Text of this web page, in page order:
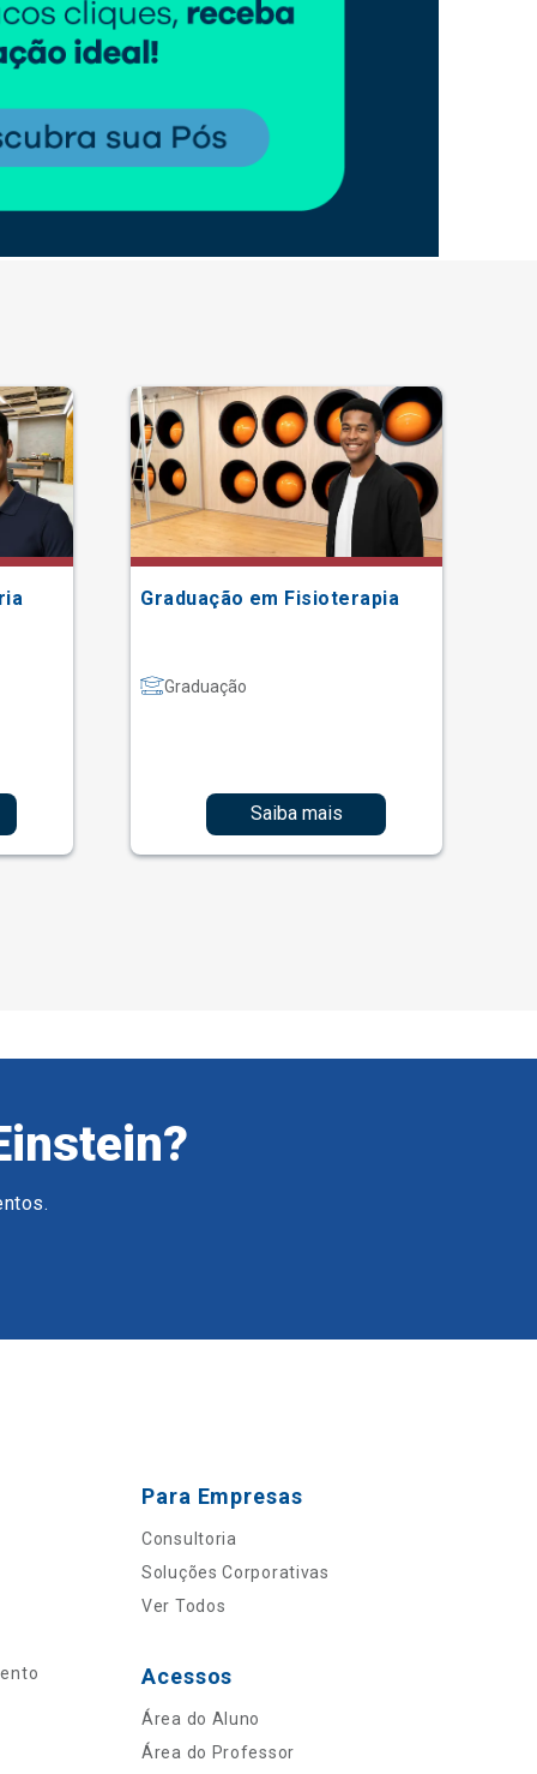
Graduação em Fisioterapia
Graduação
Saiba mais
Para Empresas
Consultoria
Soluções Corporativas
Ver Todos
Acessos
Área do Aluno
Área do Professor